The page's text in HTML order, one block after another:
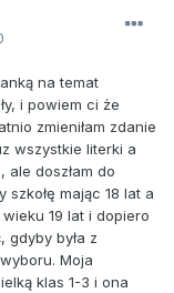
na temat
i powiem ci że
zmieniłam zdanie
wszystkie literki a
doszłam do
mając 18 lat a
19 lat i dopiero
była z
Moja
klas 1-3 i ona